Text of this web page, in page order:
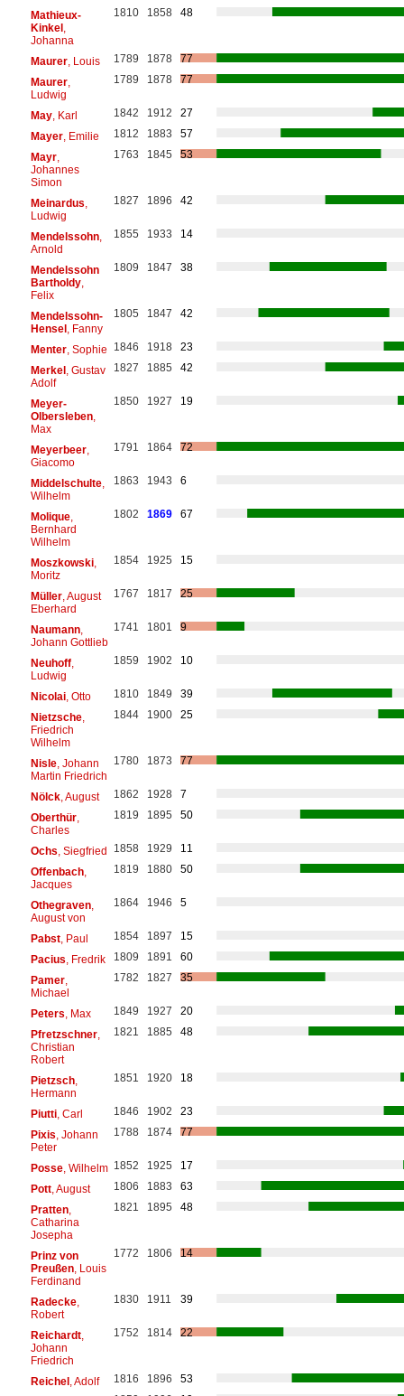
Mathieux-
Kinkel,
Johanna
1810 1858 48
Maurer, Louis 1789 1878
77
Maurer,
Ludwig
1789 1878 77
May, Karl 1842 1912
27
Mayer, Emilie 1812 1883
57
Mayr,
Johannes
Simon
1763 1845 53
Meinardus
Ludwig
1827 1896 42
Mendelssohn,
Arnold
1855 1933 14
Mendelssohn
Bartholdy,
Felix
1809 1847 38
Mendelssohn-
Hensel, Fanny
1805 1847 42
Menter, Sophie 1846 1918
23
Merkel, Gustav
Adolf
1827 1885 42
Meyer-
Olbersleben,
Max
1850 1927 19
Meyerbeer,
Giacomo
1791 1864 72
Middelschulte,
Wilhelm
1863 1943 6
Molique,
Bernhard
Wilhelm
1802 1869 67
Moszkowski,
Moritz
1854 1925 15
Müller, August
Eberhard
1767 1817 25
Naumann,
Johann Gottlieb
1741 1801 9
Neuhoff,
Ludwig
1859 1902 10
Nicolai, Otto 1810 1849
39
Nietzsche,
Friedrich
Wilhelm
1844 1900 25
Nisle, Johann
Martin Friedrich
1780 1873 77
Nölck, August 1862 1928
7
Oberthür,
Charles
1819 1895 50
Ochs , Siegfried 1858 1929
11
Offenbach,
Jacques
1819 1880 50
Othegraven,
August von
1864 1946 5
Pabst, Paul 1854 1897
15
Pacius , Fredrik 1809 1891
60
Pamer,
Michael
1782 1827 35
Peters , Max 1849 1927
20
Pfretzschner,
Christian
Robert
1821 1885 48
Pietzsch,
Hermann
1851 1920 18
Piutti, Carl 1846 1902
23
Pixis , Johann
Peter
1788 1874 77
Posse, Wilhelm 1852 1925
17
Pott, August 1806 1883
63
Pratten,
Catharina
Josepha
1821 1895 48
Prinz von
Preußen, Louis
Ferdinand
1772 1806 14
Radecke,
Robert
1830 1911 39
Reichardt,
Johann
Friedrich
1752 1814 22
Reichel, Adolf 1816 1896
53